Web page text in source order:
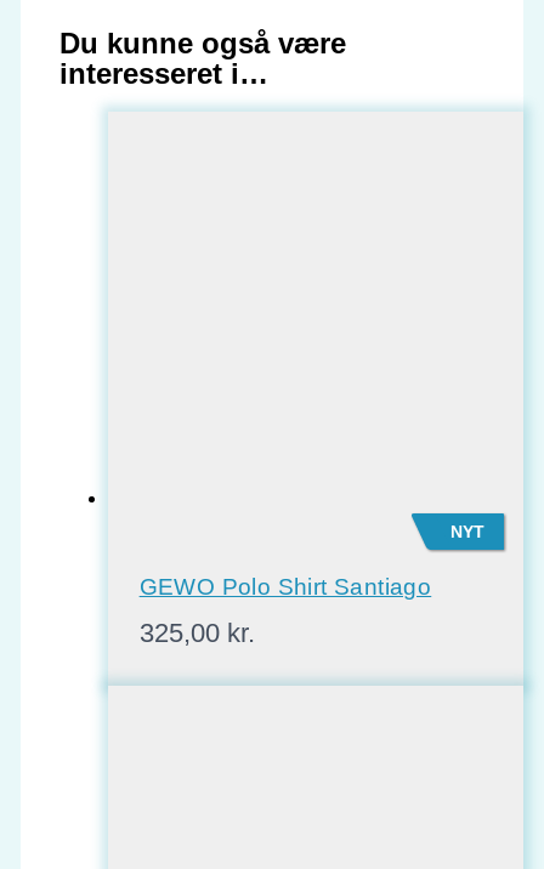
Du kunne også være
interesseret i…
NYT
GEWO Polo Shirt Santiago
325,00 kr.